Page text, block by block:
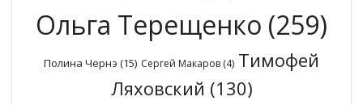
Ольга Терещенко (259)
Полина Чернэ (15) Сергей Макаров (4) Тимофей
Ляховский (130)